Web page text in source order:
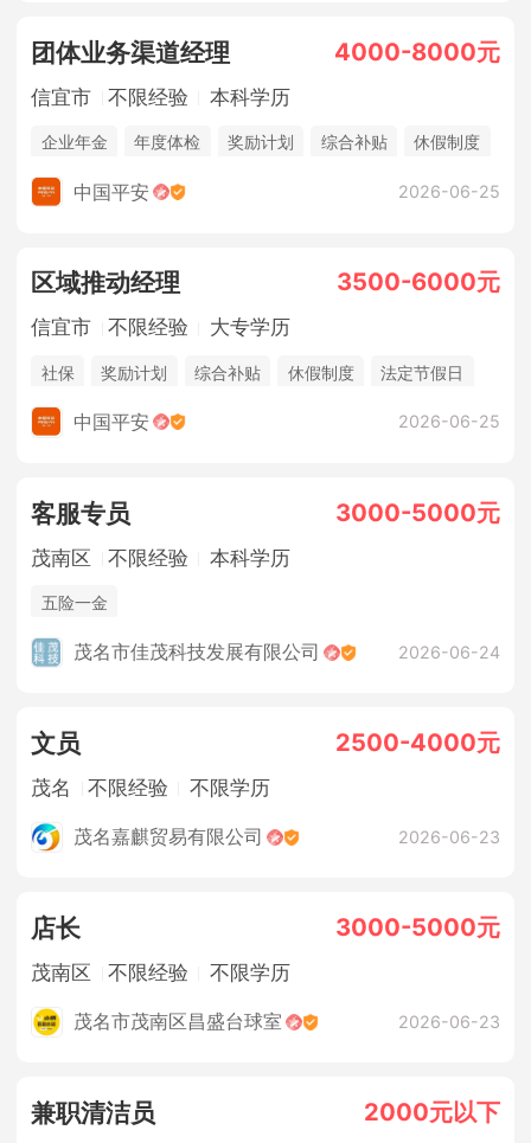
团体业务渠道经理 4000-8000元
信宜市 不限经验 本科学历
企业年金 年度体检 奖励计划 综合补贴
休假制度
法定节假日
中国平安 2026-06-25
区域推动经理 3500-6000元
信宜市 不限经验 大专学历
社保 奖励计划 综合补贴 休假制度
法定节假日
年终奖金
中国平安 2026-06-25
客服专员 3000-5000元
茂南区 不限经验 本科学历
五险一金
茂名市佳茂科技发展有限公司 2026-06-24
文员 2500-4000元
茂名 不限经验 不限学历
茂名嘉麒贸易有限公司 2026-06-23
店长 3000-5000元
茂南区 不限经验 不限学历
茂名市茂南区昌盛台球室 2026-06-23
兼职清洁员 2000元以下